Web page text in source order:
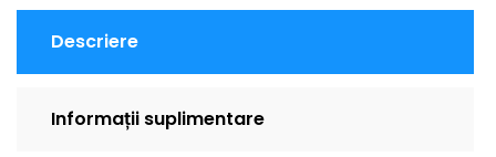
Descriere
Informații suplimentare